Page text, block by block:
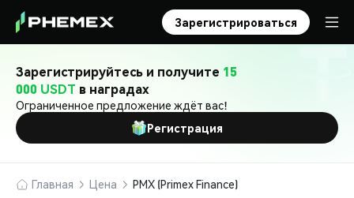
Зарегистрироваться
Зарегистрируйтесь и получите 15
000 USDT в наградах
Ограниченное предложение ждёт вас!
Регистрация
Главная Цена PMX (Primex Finance)